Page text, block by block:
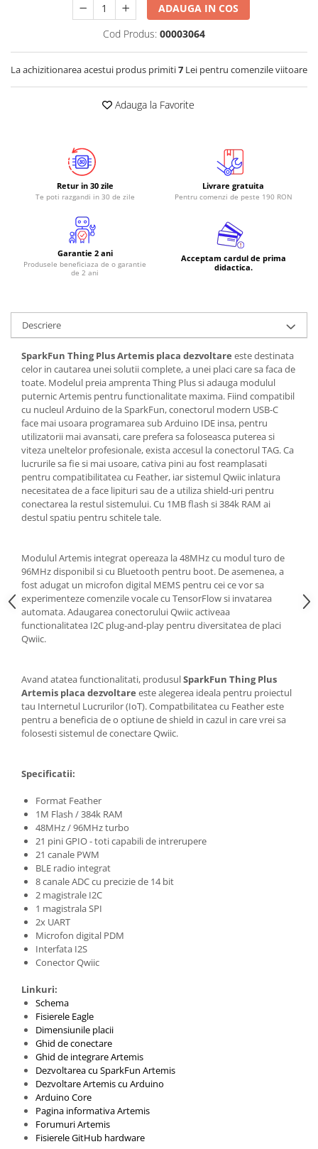
RS-485
RTC
Breadboard
Cabluri
Sticker
Condensatoare
Generale
LED
Microcontrollere AVR
PCB - Placute Circuit
Rezistoare
Creion 3D 3Doodler
Imprimante 3D
Imprimante 3D
3Doodler
Componente
Componente E3D
Filament Premium ABS 1.75 mm
Filament Premium ABS 3 mm
Filament Premium PLA 1.75 mm
Prusa I3 DIY Kit
Carti
Pentru Incepatori
Pentru Incepatori
Junior Robotics
Carti
Junior Robotics
Lego Education
STEM Education
Ugears
Kit Fun
Kit Roboti
Puzzle mecanic Ugears
Organizator de chei Wunderkey
Constructor foto Mozabrick &
Qbrix
Puzzle lemn Cluebox
Jocuri de societate
Mecanice
3D Printer & CNC
ADAUGA IN COS
Cod Produs: 00003064
La achizitionarea acestui produs primiti7 Lei pentru comenzile viitoare
Adauga la Favorite
Retur in 30 zile
Te poti razgandi in 30 de zile
Livrare gratuita
Pentru comenzi de peste 190 RON
Garantie 2 ani
Produsele beneficiaza de o garantie
de 2 ani
Acceptam cardul de prima
didactica.
Descriere
SparkFun Thing Plus Artemis placa dezvoltare este destinata
celor in cautarea unei solutii complete, a unei placi care sa faca de
toate. Modelul preia amprenta Thing Plus si adauga modulul
puternic Artemis pentru functionalitate maxima. Fiind compatibil
cu nucleul Arduino de la SparkFun, conectorul modern USB-C
face mai usoara programarea sub Arduino IDE insa, pentru
utilizatorii mai avansati, care prefera sa foloseasca puterea si
viteza uneltelor profesionale, exista accesul la conectorul TAG. Ca
lucrurile sa fie si mai usoare, cativa pini au fost reamplasati
pentru compatibilitatea cu Feather, iar sistemul Qwiic inlatura
necesitatea de a face lipituri sau de a utiliza shield-uri pentru
conectarea la restul sistemului. Cu 1MB flash si 384k RAM ai
destul spatiu pentru schitele tale.
Modulul Artemis integrat opereaza la 48MHz cu modul turo de
96MHz disponibil si cu Bluetooth pentru boot. De asemenea, a
fost adugat un microfon digital MEMS pentru cei ce vor sa
experimenteze comenzile vocale cu TensorFlow si invatarea
automata. Adaugarea conectorului Qwiic activeaa
functionalitatea I2C plug-and-play pentru diversitatea de placi
Qwiic.
Avand atatea functionalitati, produsulSparkFun Thing Plus
Artemis placa dezvoltare este alegerea ideala pentru proiectul
tau Internetul Lucrurilor (IoT). Compatbilitatea cu Feather este
pentru a beneficia de o optiune de shield in cazul in care vrei sa
folosesti sistemul de conectare Qwiic.
Specificatii:
Format Feather
1M Flash / 384k RAM
48MHz / 96MHz turbo
21 pini GPIO - toti capabili de intrerupere
21 canale PWM
BLE radio integrat
8 canale ADC cu precizie de 14 bit
2 magistrale I2C
1 magistrala SPI
2x UART
Microfon digital PDM
Interfata I2S
Conector Qwiic
Linkuri:
Schema
Fisierele Eagle
Dimensiunile placii
Ghid de conectare
Ghid de integrare Artemis
Dezvoltarea cu SparkFun Artemis
Dezvoltare Artemis cu Arduino
Arduino Core
Pagina informativa Artemis
Forumuri Artemis
Fisierele GitHub hardware